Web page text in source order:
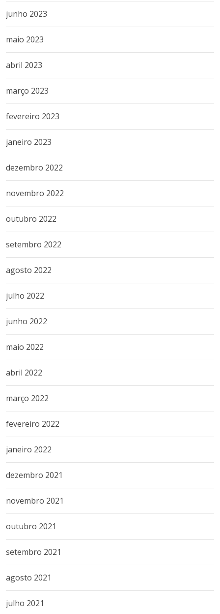
junho 2023
maio 2023
abril 2023
março 2023
fevereiro 2023
janeiro 2023
dezembro 2022
novembro 2022
outubro 2022
setembro 2022
agosto 2022
julho 2022
junho 2022
maio 2022
abril 2022
março 2022
fevereiro 2022
janeiro 2022
dezembro 2021
novembro 2021
outubro 2021
setembro 2021
agosto 2021
julho 2021